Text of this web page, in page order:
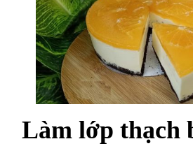
Làm lớp thạch